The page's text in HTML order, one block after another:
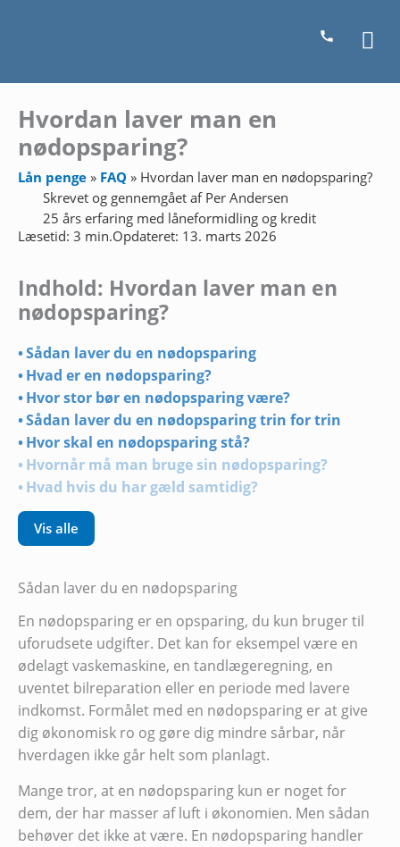
Hvordan laver man en
nødopsparing?
Lån penge » FAQ » Hvordan laver man en nødopsparing?
Skrevet og gennemgået af Per Andersen
25 års erfaring med låneformidling og kredit
Læsetid: 3 min.Opdateret: 13. marts 2026
Indhold: Hvordan laver man en
nødopsparing?
Sådan laver du en nødopsparing
Hvad er en nødopsparing?
Hvor stor bør en nødopsparing være?
Sådan laver du en nødopsparing trin for trin
Hvor skal en nødopsparing stå?
Hvornår må man bruge sin nødopsparing?
Hvad hvis du har gæld samtidig?
Vis alle
Sådan laver du en nødopsparing
En nødopsparing er en opsparing, du kun bruger til
uforudsete udgifter. Det kan for eksempel være en
ødelagt vaskemaskine, en tandlægeregning, en
uventet bilreparation eller en periode med lavere
indkomst. Formålet med en nødopsparing er at give
dig økonomisk ro og gøre dig mindre sårbar, når
hverdagen ikke går helt som planlagt.
Mange tror, at en nødopsparing kun er noget for
dem, der har masser af luft i økonomien. Men sådan
behøver det ikke at være. En nødopsparing handler